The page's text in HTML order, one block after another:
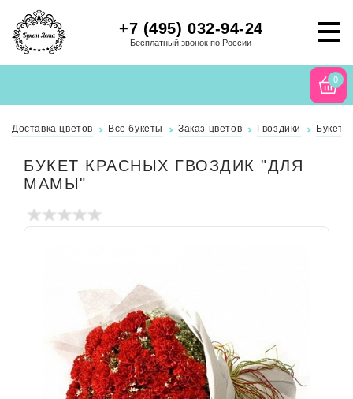
+7 (495) 032-94-24
Бесплатный звонок по России
0
Доставка цветов Все букеты Заказ цветов Гвоздики Букет
БУКЕТ КРАСНЫХ ГВОЗДИК "ДЛЯ
МАМЫ"